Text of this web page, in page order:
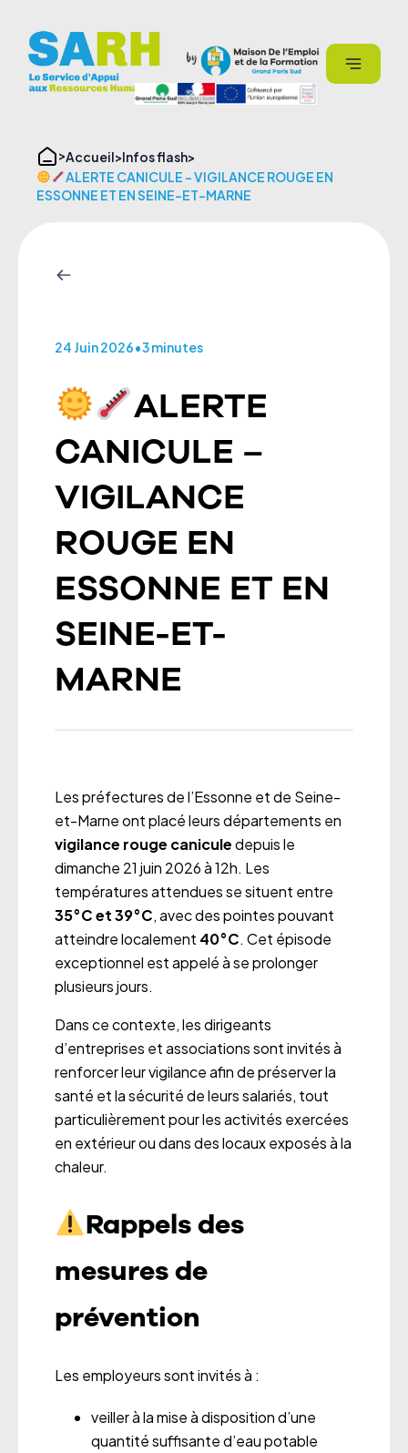
contenu
Accueil Infos flash
ALERTE CANICULE – VIGILANCE ROUGE EN
ESSONNE ET EN SEINE-ET-MARNE
24 Juin 2026•3 minutes
ALERTE
CANICULE –
VIGILANCE
ROUGE EN
ESSONNE ET EN
SEINE-ET-
MARNE
Les préfectures de l’Essonne et de Seine-
et-Marne ont placé leurs départements en
vigilance rouge caniculedepuis le
dimanche 21 juin 2026 à 12h. Les
températures attendues se situent entre
35°C et 39°C, avec des pointes pouvant
atteindre localement 40°C. Cet épisode
exceptionnel est appelé à se prolonger
plusieurs jours.
Dans ce contexte, les dirigeants
d’entreprises et associations sont invités à
renforcer leur vigilance afin de préserver la
santé et la sécurité de leurs salariés, tout
particulièrement pour les activités exercées
en extérieur ou dans des locaux exposés à la
chaleur.
Rappels des
mesures de
prévention
Les employeurs sont invités à :
veiller à la mise à disposition d’une
quantité suffisante d’eau potable